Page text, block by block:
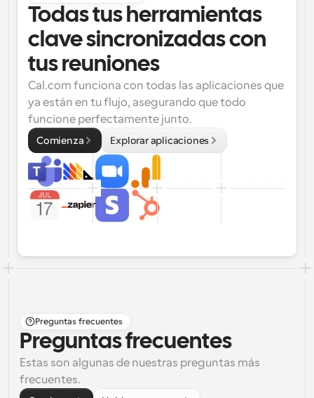
Todas tus herramientas
clave sincronizadas con
tus reuniones
Cal.com funciona con todas las aplicaciones que
ya están en tu flujo, asegurando que todo
funcione perfectamente junto.
Comienza Explorar aplicaciones
Preguntas frecuentes
Preguntas frecuentes
Estas son algunas de nuestras preguntas más
frecuentes.